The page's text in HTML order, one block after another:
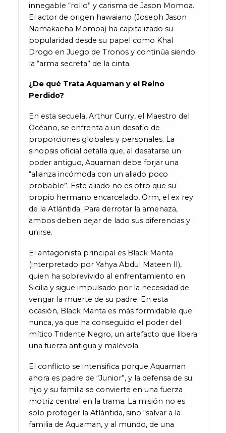
innegable “rollo” y carisma de Jason Momoa.
El actor de origen hawaiano (Joseph Jason
Namakaeha Momoa) ha capitalizado su
popularidad desde su papel como Khal
Drogo en Juego de Tronos y continúa siendo
la “arma secreta” de la cinta.
¿De qué Trata Aquaman y el Reino
Perdido?
En esta secuela, Arthur Curry, el Maestro del
Océano, se enfrenta a un desafío de
proporciones globales y personales. La
sinopsis oficial detalla que, al desatarse un
poder antiguo, Aquaman debe forjar una
“alianza incómoda con un aliado poco
probable”. Este aliado no es otro que su
propio hermano encarcelado, Orm, el ex rey
de la Atlántida. Para derrotar la amenaza,
ambos deben dejar de lado sus diferencias y
unirse.
El antagonista principal es Black Manta
(interpretado por Yahya Abdul Mateen II),
quien ha sobrevivido al enfrentamiento en
Sicilia y sigue impulsado por la necesidad de
vengar la muerte de su padre. En esta
ocasión, Black Manta es más formidable que
nunca, ya que ha conseguido el poder del
mítico Tridente Negro, un artefacto que libera
una fuerza antigua y malévola.
El conflicto se intensifica porque Aquaman
ahora es padre de “Junior”, y la defensa de su
hijo y su familia se convierte en una fuerza
motriz central en la trama. La misión no es
solo proteger la Atlántida, sino “salvar a la
familia de Aquaman, y al mundo, de una